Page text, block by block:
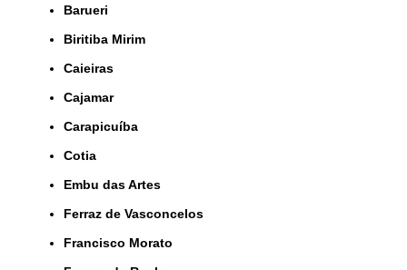
Barueri
Biritiba Mirim
Caieiras
Cajamar
Carapicuíba
Cotia
Embu das Artes
Ferraz de Vasconcelos
Francisco Morato